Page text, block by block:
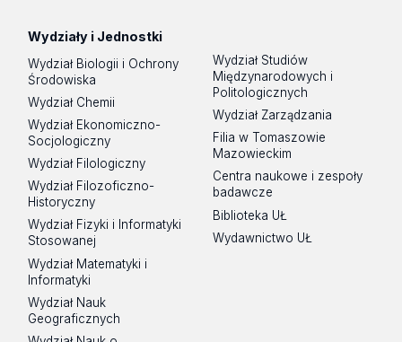
Wydziały i Jednostki
Wydział Biologii i Ochrony
Środowiska
Wydział Chemii
Wydział Ekonomiczno-
Socjologiczny
Wydział Filologiczny
Wydział Filozoficzno-
Historyczny
Wydział Fizyki i Informatyki
Stosowanej
Wydział Matematyki i
Informatyki
Wydział Nauk
Geograficznych
Wydział Studiów
Międzynarodowych i
Politologicznych
Wydział Zarządzania
Filia w Tomaszowie
Mazowieckim
Centra naukowe i zespoły
badawcze
Biblioteka UŁ
Wydawnictwo UŁ